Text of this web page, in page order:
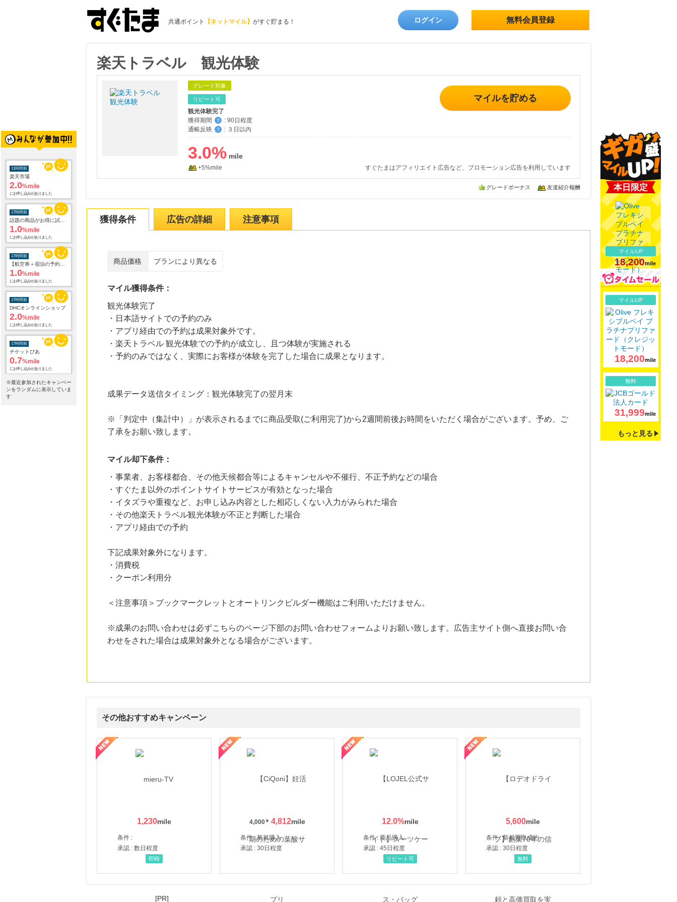
共通ポイント 【ネットマイル】 がすぐ貯まる！ ログイン 無料会員登録
11時間前
楽天市場
2.0%mile
にお申し込みがありました
17時間前
1.0%mile
にお申し込みがありました
17時間前
1.0%mile
にお申し込みがありました
17時間前
DHCオンラインショップ
2.0%mile
にお申し込みがありました
17時間前
チケットぴあ
0.7%mile
にお申し込みがありました
17時間前
※最近参加されたキャンペー
ンをランダムに表示していま
す
楽天トラベル 観光体験
グレード対象
リピート可
観光体験完了
獲得期間
？ : 90日程度
通帳反映
？ : ３日以内
マイルを貯める
3.0%
+5%mile すぐたまはアフィリエイト広告など、プロモーション広告を利用しています
グレードボーナス 友達紹介報酬
獲得条件 広告の詳細 注意事項
商品価格 プランにより異なる
マイル獲得条件：
観光体験完了
・日本語サイトでの予約のみ
・アプリ経由での予約は成果対象外です。
・楽天トラベル 観光体験での予約が成立し、且つ体験が実施される
・予約のみではなく、実際にお客様が体験を完了した場合に成果となります。
成果データ送信タイミング：観光体験完了の翌月末
※「判定中（集計中）」が表示されるまでに商品受取(ご利用完了)から2週間前後お時間をいただく場合がございます。予め、ご
了承をお願い致します。
マイル却下条件：
・事業者、お客様都合、その他天候都合等によるキャンセルや不催行、不正予約などの場合
・すぐたま以外のポイントサイトサービスが有効となった場合
・イタズラや重複など、お申し込み内容とした相応しくない入力がみられた場合
・その他楽天トラベル観光体験が不正と判断した場合
・アプリ経由での予約
下記成果対象外になります。
・消費税
・クーポン利用分
＜注意事項＞ブックマークレットとオートリンクビルダー機能はご利用いただけません。
※成果のお問い合わせは必ずこちらのページ下部のお問い合わせフォームよりお願い致します。広告主サイト側へ直接お問い合
わせをされた場合は成果対象外となる場合がございます。
その他おすすめキャンペーン
1,230
条件 :
承認 : 数日程度
即時
4,000 4,812
条件 : 新規購入
承認 : 30日程度
12.0%
条件 : 商品購入
承認 : 45日程度
【LOJEL公式サイト】スーツケース・バッグ
リピート可
5,600
条件 : 新規買取成約
承認 : 30日程度
【ロデオドライブ】創業70年の信頼と高価買取を実現！ブランド品・貴金属の無料査定
無料
本日限定
マイルUP
18,200mile
マイルUP
18,200mile
無料
31,999mile
もっと見る
[PR]